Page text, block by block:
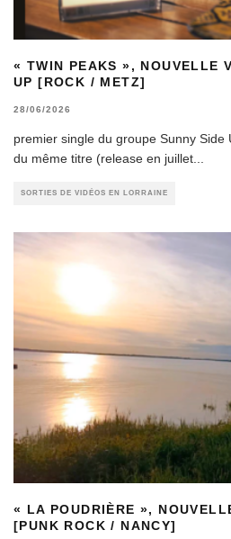
« TWIN PEAKS », NOUVELLE
UP [ROCK / METZ]
28/06/2026
premier single du groupe Sunny Side
du même titre (release en juillet...
SORTIES DE VIDÉOS EN LORRAINE
« LA POUDRIÈRE »,
[PUNK ROCK / NANCY]